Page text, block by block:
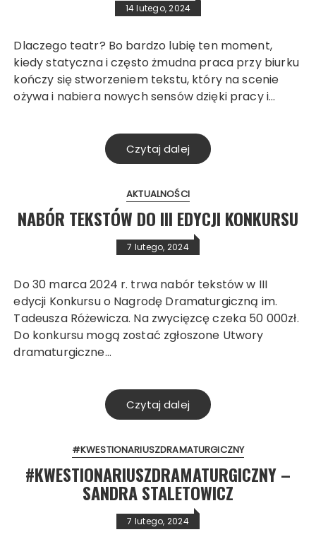
14 lutego, 2024
Dlaczego teatr? Bo bardzo lubię ten moment,
kiedy statyczna i często żmudna praca przy biurku
kończy się stworzeniem tekstu, który na scenie
ożywa i nabiera nowych sensów dzięki pracy i…
Czytaj dalej
AKTUALNOŚCI
NABÓR TEKSTÓW DO III EDYCJI KONKURSU
7 lutego, 2024
Do 30 marca 2024 r. trwa nabór tekstów w III
edycji Konkursu o Nagrodę Dramaturgiczną im.
Tadeusza Różewicza. Na zwycięzcę czeka 50 000zł.
Do konkursu mogą zostać zgłoszone Utwory
dramaturgiczne…
Czytaj dalej
#KWESTIONARIUSZDRAMATURGICZNY
#KWESTIONARIUSZDRAMATURGICZNY –
SANDRA STALETOWICZ
7 lutego, 2024